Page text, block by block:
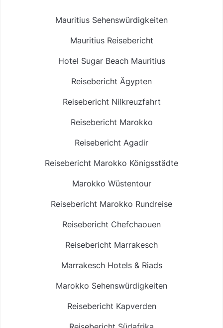
Mauritius Sehenswürdigkeiten
Mauritius Reisebericht
Hotel Sugar Beach Mauritius
Reisebericht Ägypten
Reisebericht Nilkreuzfahrt
Reisebericht Marokko
Reisebericht Agadir
Reisebericht Marokko Königsstädte
Marokko Wüstentour
Reisebericht Marokko Rundreise
Reisebericht Chefchaouen
Reisebericht Marrakesch
Marrakesch Hotels & Riads
Marokko Sehenswürdigkeiten
Reisebericht Kapverden